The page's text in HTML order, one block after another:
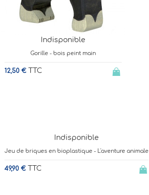
Indisponible
Gorille - bois peint main
12,50 € TTC
Indisponible
Jeu de briques en bioplastique - L'aventure animale
49,90 € TTC